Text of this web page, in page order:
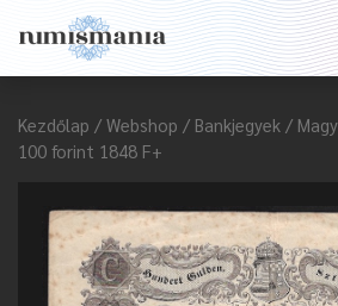
Kezdőlap / Webshop / Bankjegyek /
100 forint 1848 F+